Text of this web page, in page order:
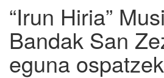
“Irun Hiria”
Bandak San
eguna